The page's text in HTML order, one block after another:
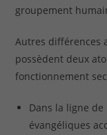
groupement
Autres différences
possèdent deux
fonctionnement
Dans la ligne
évangéliques